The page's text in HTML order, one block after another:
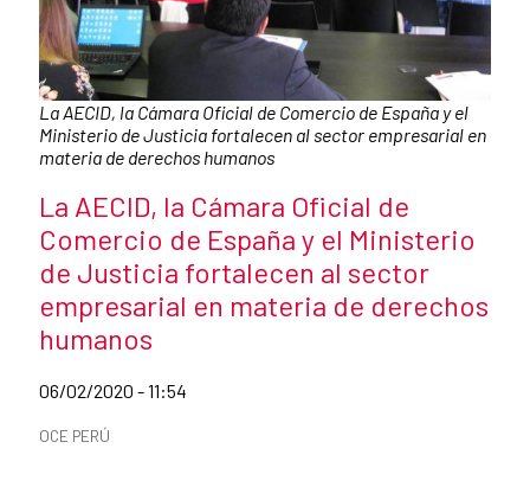
Caption:
La AECID, la Cámara Oficial de Comercio de España y el
Ministerio de Justicia fortalecen al sector empresarial en
materia de derechos humanos
News title
La AECID, la Cámara Oficial de
Comercio de España y el Ministerio
de Justicia fortalecen al sector
empresarial en materia de derechos
humanos
Date of publication of the news item
06/02/2020 - 11:54
News categories
OCE PERÚ